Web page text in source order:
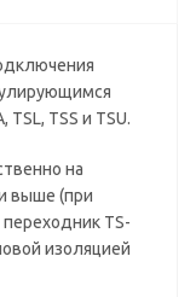
TSS и TSU.
на
выше (при
TS-
изоляцией